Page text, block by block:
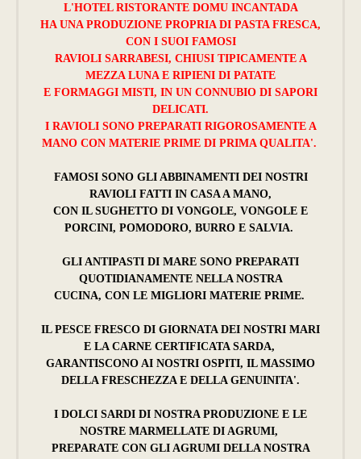
L'HOTEL RISTORANTE DOMU INCANTADA
HA UNA PRODUZIONE PROPRIA DI PASTA FRESCA,
CON I SUOI FAMOSI
RAVIOLI SARRABESI, CHIUSI TIPICAMENTE A
MEZZA LUNA E RIPIENI DI PATATE
E FORMAGGI MISTI, IN UN CONNUBIO DI SAPORI
DELICATI.
I RAVIOLI SONO PREPARATI RIGOROSAMENTE A
MANO CON MATERIE PRIME DI PRIMA QUALITA'.
FAMOSI SONO GLI ABBINAMENTI DEI NOSTRI
RAVIOLI FATTI IN CASA A MANO,
CON IL SUGHETTO DI VONGOLE, VONGOLE E
PORCINI, POMODORO, BURRO E SALVIA.
GLI ANTIPASTI DI MARE SONO PREPARATI
QUOTIDIANAMENTE NELLA NOSTRA
CUCINA, CON LE MIGLIORI MATERIE PRIME.
IL PESCE FRESCO DI GIORNATA DEI NOSTRI MARI
E LA CARNE CERTIFICATA SARDA,
GARANTISCONO AI NOSTRI OSPITI, IL MASSIMO
DELLA FRESCHEZZA E DELLA GENUINITA'.
I DOLCI SARDI DI NOSTRA PRODUZIONE E LE
NOSTRE MARMELLATE DI AGRUMI,
PREPARATE CON GLI AGRUMI DELLA NOSTRA